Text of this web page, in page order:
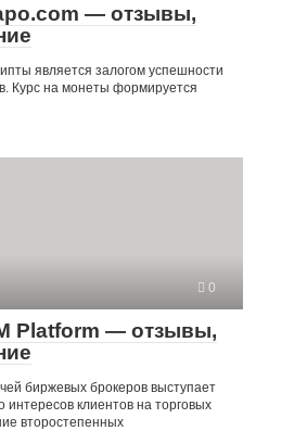
— отзывы,
является залогом успешности
Курс на монеты формируется
0
Platform — отзывы,
биржевых брокеров выступает
интересов клиентов на торговых
второстепенных